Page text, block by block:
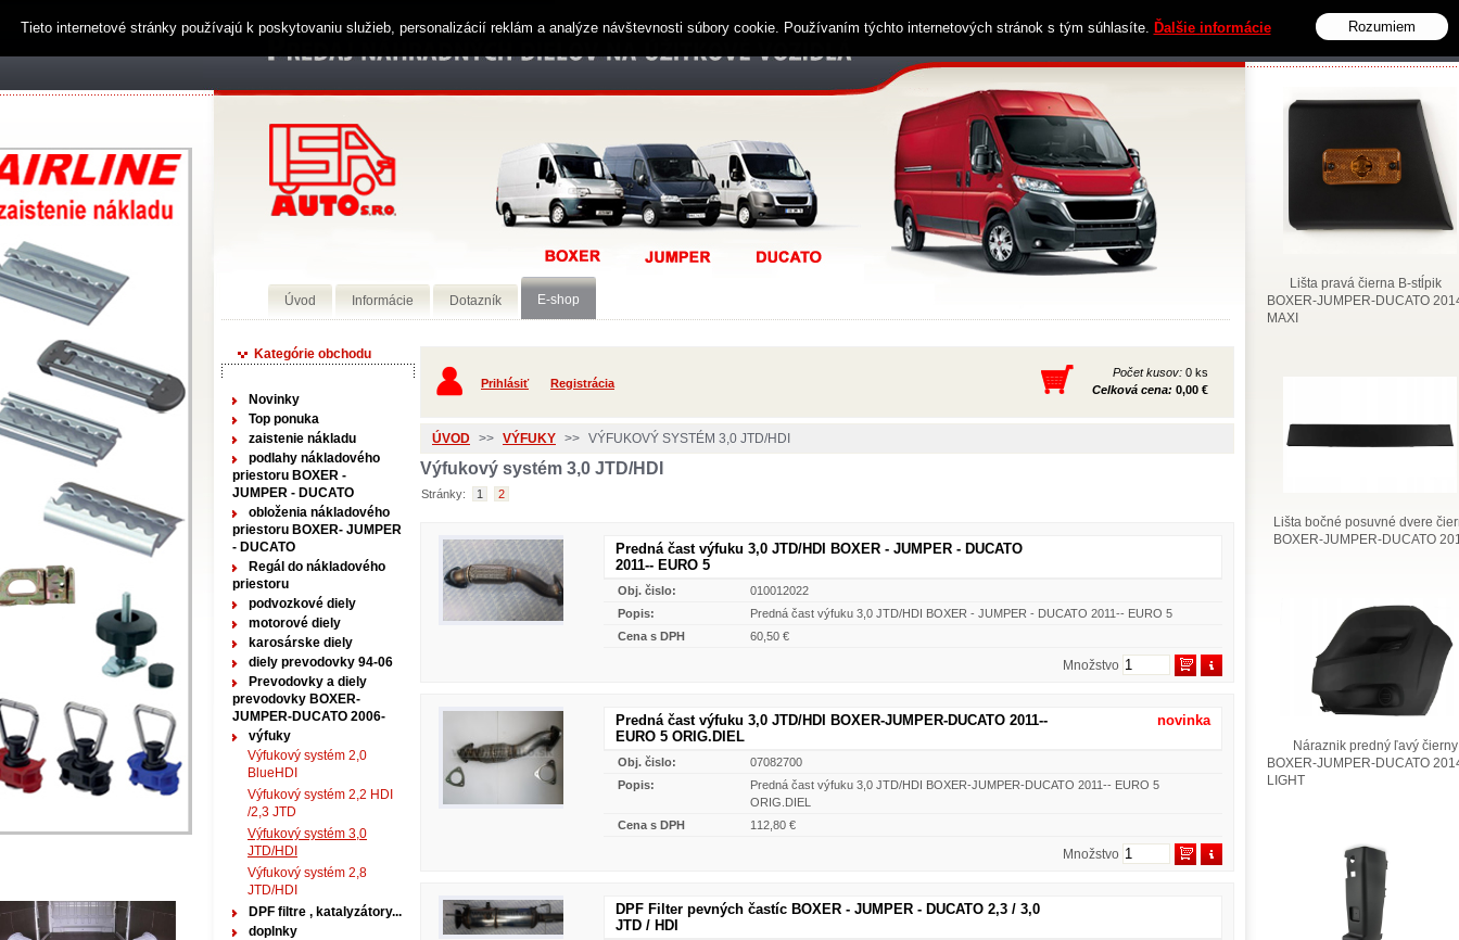
Obchodné podmienky Kontakt
Kategórie obchodu
Novinky
Top ponuka
zaistenie nákladu
podlahy nákladového
priestoru BOXER -
JUMPER - DUCATO
obloženia nákladového
priestoru BOXER- JUMPER
- DUCATO
Regál do nákladového
priestoru
podvozkové diely
motorové diely
karosárske diely
diely prevodovky 94-06
Prevodovky a diely
prevodovky BOXER-
JUMPER-DUCATO 2006-
výfuky
Výfukový systém 2,0
BlueHDI
Výfukový systém 2,2 HDI
/2,3 JTD
Výfukový systém 3,0
JTD/HDI
Výfukový systém 2,8
JTD/HDI
DPF filtre , katalyzátory...
doplnky
Prihlásiť Registrácia
Počet kusov: 0 ks
Celková cena: 0,00 €
ÚVOD >> VÝFUKY >> VÝFUKOVÝ SYSTÉM 3,0 JTD/HDI
Výfukový systém 3,0 JTD/HDI
Stránky: 1 2
Predná čast výfuku 3,0 JTD/HDI BOXER - JUMPER - DUCATO
2011-- EURO 5
Obj. čislo:
010012022
Popis:
Predná čast výfuku 3,0 JTD/HDI BOXER - JUMPER - DUCATO 2011-- EURO 5
Cena s DPH
60,50 €
Množstvo
Predná čast výfuku 3,0 JTD/HDI BOXER-JUMPER-DUCATO 2011--
EURO 5 ORIG.DIEL
novinka
Obj. čislo:
07082700
Popis:
Predná čast výfuku 3,0 JTD/HDI BOXER-JUMPER-DUCATO 2011-- EURO 5
ORIG.DIEL
Cena s DPH
112,80 €
Množstvo
DPF Filter pevných častíc BOXER - JUMPER - DUCATO 2,3 / 3,0
JTD / HDI
Úvod Informácie Dotazník E-shop
Lišta pravá čierna B-stĺpik
BOXER-JUMPER-DUCATO
MAXI
Lišta bočné posuvné dvere
BOXER-JUMPER-DUCATO
Náraznik predný ľavý čierny
BOXER-JUMPER-DUCATO
LIGHT
Tieto internetové stránky používajú k poskytovaniu služieb, personalizácií reklám a analýze návštevnosti súbory cookie. Používaním týchto internetových stránok s tým súhlasíte. Ďalšie informácie Rozumiem